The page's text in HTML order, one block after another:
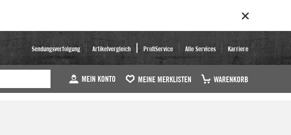
Sendungsverfolgung Artikelvergleich ProfiService Alle Services Karriere
MEIN KONTO MEINE MERKLISTEN WARENKORB